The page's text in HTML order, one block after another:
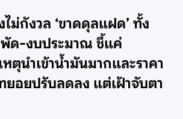
ม่กังวล ‘ขาดดุลแฝด’ ทั้ง
ด-งบประมาณ ชี้แค่
หตุนำเข้าน้ำมันมากและราคา
ยอยปรับลดลง แต่เฝ้าจับตา